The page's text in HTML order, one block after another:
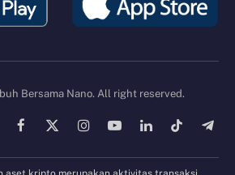
Bersama Nano. All right reserved.
Facebook
X
InstagramYouTubeLinkedInTikTok